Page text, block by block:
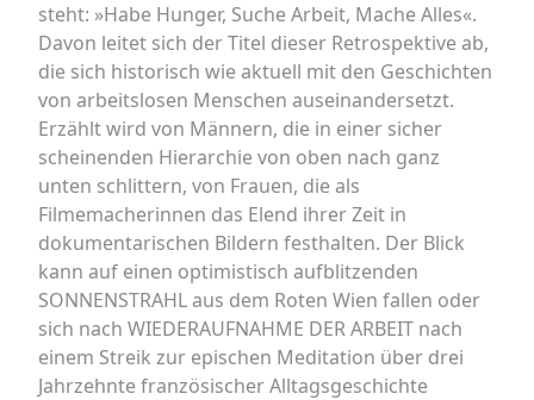
steht: »Habe Hunger, Suche Arbeit, Mache Alles«.
Davon leitet sich der Titel dieser Retrospektive ab,
die sich historisch wie aktuell mit den Geschichten
von arbeitslosen Menschen auseinandersetzt.
Erzählt wird von Männern, die in einer sicher
scheinenden Hierarchie von oben nach ganz
unten schlittern, von Frauen, die als
Filmemacherinnen das Elend ihrer Zeit in
dokumentarischen Bildern festhalten. Der Blick
kann auf einen optimistisch aufblitzenden
SONNENSTRAHL aus dem Roten Wien fallen oder
sich nach WIEDERAUFNAHME DER ARBEIT nach
einem Streik zur epischen Meditation über drei
Jahrzehnte französischer Alltagsgeschichte